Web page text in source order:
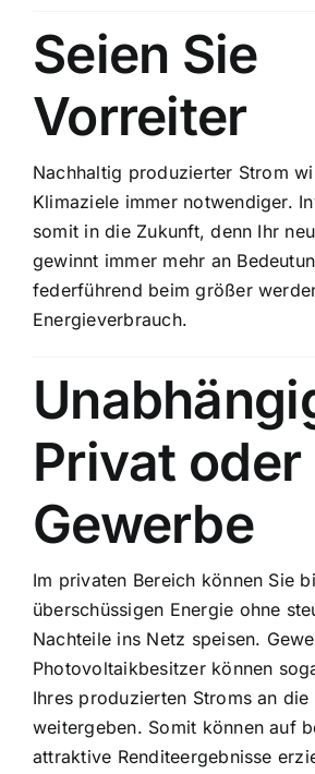
Seien Sie
Vorreiter
Nachhaltig produzierter Strom
Klimaziele immer notwendiger.
somit in die Zukunft, denn Ihr
gewinnt immer mehr an
federführend beim größer
Energieverbrauch.
Privat oder
Gewerbe
Im privaten Bereich können Sie
überschüssigen Energie ohne
Nachteile ins Netz speisen.
Photovoltaikbesitzer können
Ihres produzierten Stroms an
weitergeben. Somit können auf
attraktive Renditeergebnisse